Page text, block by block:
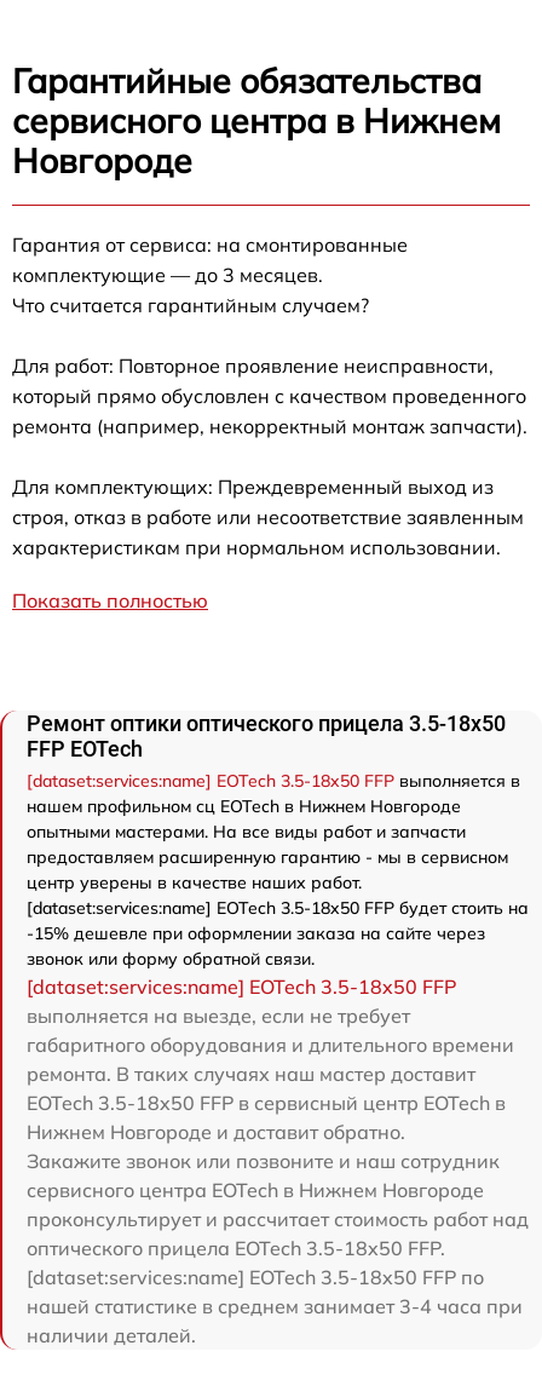
Гарантийные обязательства
сервисного центра в Нижнем
Новгороде
Гарантия от сервиса: на смонтированные
комплектующие — до 3 месяцев.
Что считается гарантийным случаем?
Для работ: Повторное проявление неисправности,
который прямо обусловлен с качеством проведенного
ремонта (например, некорректный монтаж запчасти).
Для комплектующих: Преждевременный выход из
строя, отказ в работе или несоответствие заявленным
характеристикам при нормальном использовании.
Показать полностью
Ремонт оптики оптического прицела 3.5-18x50
FFP EOTech
[dataset:services:name] EOTech 3.5-18x50 FFP выполняется в
нашем профильном сц EOTech в Нижнем Новгороде
опытными мастерами. На все виды работ и запчасти
предоставляем расширенную гарантию - мы в сервисном
центр уверены в качестве наших работ.
[dataset:services:name] EOTech 3.5-18x50 FFP будет стоить на
-15% дешевле при оформлении заказа на сайте через
звонок или форму обратной связи.
[dataset:services:name] EOTech 3.5-18x50 FFP
выполняется на выезде, если не требует
габаритного оборудования и длительного времени
ремонта. В таких случаях наш мастер доставит
EOTech 3.5-18x50 FFP в сервисный центр EOTech в
Нижнем Новгороде и доставит обратно.
Закажите звонок или позвоните и наш сотрудник
сервисного центра EOTech в Нижнем Новгороде
проконсультирует и рассчитает стоимость работ над
оптического прицела EOTech 3.5-18x50 FFP.
[dataset:services:name] EOTech 3.5-18x50 FFP по
нашей статистике в среднем занимает 3-4 часа при
наличии деталей.